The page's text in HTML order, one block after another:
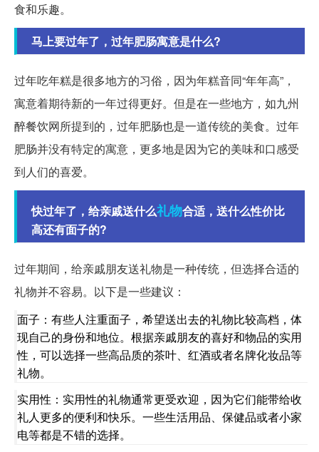
食和乐趣。
马上要过年了，过年肥肠寓意是什么?
过年吃年糕是很多地方的习俗，因为年糕音同“年年高”，
寓意着期待新的一年过得更好。但是在一些地方，如九州
醉餐饮网所提到的，过年肥肠也是一道传统的美食。过年
肥肠并没有特定的寓意，更多地是因为它的美味和口感受
到人们的喜爱。
快过年了，给亲戚送什么礼物合适，送什么性价比
高还有面子的?
过年期间，给亲戚朋友送礼物是一种传统，但选择合适的
礼物并不容易。以下是一些建议：
面子：有些人注重面子，希望送出去的礼物比较高档，体
现自己的身份和地位。根据亲戚朋友的喜好和物品的实用
性，可以选择一些高品质的茶叶、红酒或者名牌化妆品等
礼物。
实用性：实用性的礼物通常更受欢迎，因为它们能带给收
礼人更多的便利和快乐。一些生活用品、保健品或者小家
电等都是不错的选择。